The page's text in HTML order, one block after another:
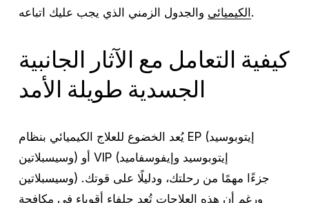
الكيميائيوالجدول الزمني الذي يجب عليك اتباعه.
كيفية التعامل مع الآثار الجانبية
الجسدية طويلة الأمد
يُعد الخضوع للعلاج الكيميائي بنظام EP (إيتوبوسيد
وسيسبلاتين) أو VIP (إيتوبوسيد وإيفوسفاميد
وسيسبلاتين) جزءًا مهمًا من رحلتك، ودليلًا على قوتك.
ورغم أن هذه العلاجات تُعد حلفاء أقوياء في مكافحة